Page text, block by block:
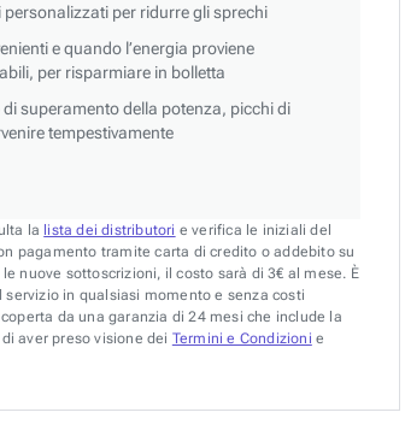
per ridurre gli sprechi
e quando l’energia proviene
per risparmiare in bolletta
superamento della potenza, picchi di
tempestivamente
la lista dei distributori e verifica le iniziali del
pagamento tramite carta di credito o addebito su
nuove sottoscrizioni, il costo sarà di 3€ al mese. È
in qualsiasi momento e senza costi
da una garanzia di 24 mesi che include la
aver preso visione dei Termini e Condizioni e